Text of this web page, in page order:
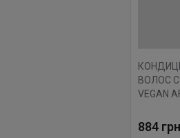
ВОЛОС
VEGAN
884